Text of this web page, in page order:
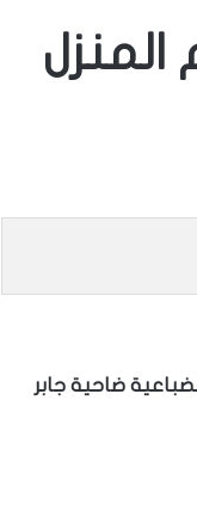
المنزل
ضاحية جابر